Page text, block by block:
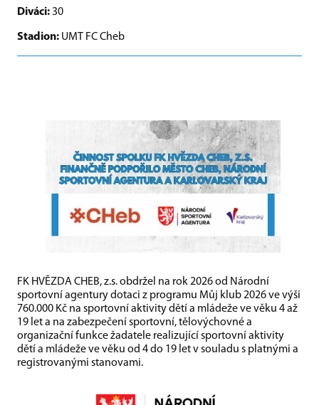
Diváci:30
Stadion: UMT FC Cheb
FK HVĚZDA CHEB, z.s. obdržel na rok 2026 od Národní
sportovní agentury dotaci z programu Můj klub 2026 ve výši
760.000 Kč na sportovní aktivity dětí a mládeže ve věku 4 až
19 let a na zabezpečení sportovní, tělovýchovné a
organizační funkce žadatele realizující sportovní aktivity
dětí a mládeže ve věku od 4 do 19 let v souladu s platnými a
registrovanými stanovami.